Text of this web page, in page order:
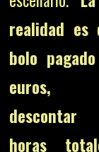
realidad es
bolo
euros,
horas